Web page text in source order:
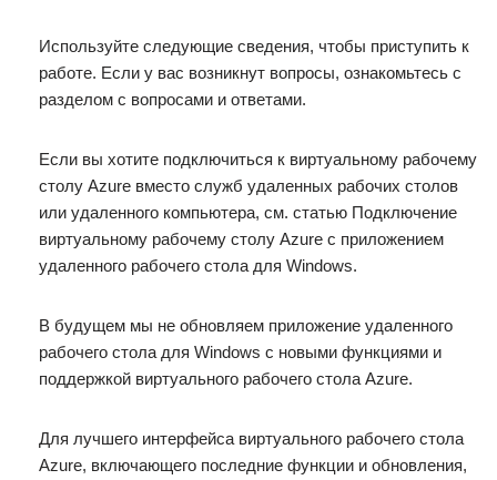
Используйте следующие сведения, чтобы приступить к
работе. Если у вас возникнут вопросы, ознакомьтесь с
разделом с вопросами и ответами.
Если вы хотите подключиться к виртуальному рабочему
столу Azure вместо служб удаленных рабочих столов
или удаленного компьютера, см. статью Подключение
виртуальному рабочему столу Azure с приложением
удаленного рабочего стола для Windows.
В будущем мы не обновляем приложение удаленного
рабочего стола для Windows с новыми функциями и
поддержкой виртуального рабочего стола Azure.
Для лучшего интерфейса виртуального рабочего стола
Azure, включающего последние функции и обновления,